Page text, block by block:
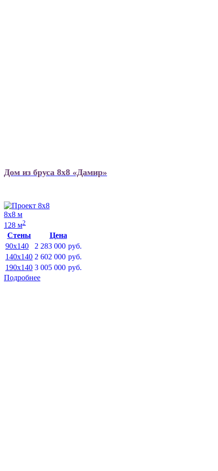
Дом из бруса 8х8 «Дамир»
8х8 м
128 м2
Стены
Цена
90x140
2 283 000 руб.
140x140 2 602 000 руб.
190x140 3 005 000 руб.
Подробнее